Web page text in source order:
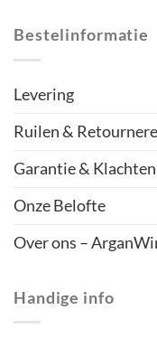
Bestelinformatie
Levering
Ruilen &
Garantie & Klachten
Onze Belofte
Over ons –
Handige info